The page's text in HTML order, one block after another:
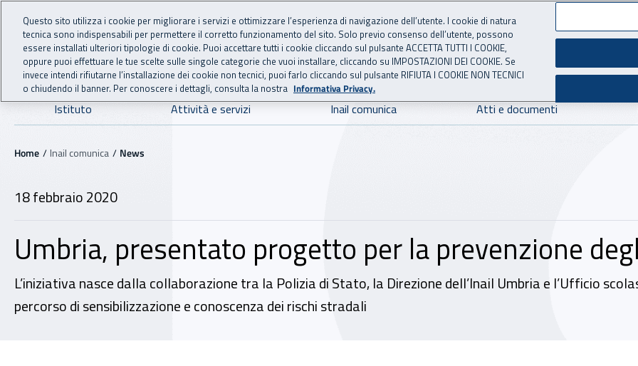
Vai al menu principale
Vai al contenuto principale
INAIL - Istituto Nazionale per l'Assicurazione
Navigazione principale
Istituto Attività e servizi Inail comunica Atti e documenti
Navigazione - Ti trovi in:
Home Inail comunica News
18 febbraio 2020
Umbria, presentato progetto per la prevenzione
L’iniziativa nasce dalla collaborazione tra la Polizia di Stato, la Direzione dell’Inail Umbria e l’Ufficio
percorso di sensibilizzazione e conoscenza dei rischi stradali
Questo sito utilizza i cookie per migliorare i servizi e ottimizzare l’esperienza di navigazione dell’utente. I cookie di natura
tecnica sono indispensabili per permettere il corretto funzionamento del sito. Solo previo consenso dell’utente, possono
essere installati ulteriori tipologie di cookie. Puoi accettare tutti i cookie cliccando sul pulsante ACCETTA TUTTI I COOKIE,
oppure puoi effettuare le tue scelte sulle singole categorie che vuoi installare, cliccando su IMPOSTAZIONI DEI COOKIE. Se
invece intendi rifiutarne l’installazione dei cookie non tecnici, puoi farlo cliccando sul pulsante RIFIUTA I COOKIE NON TECNICI
o chiudendo il banner. Per conoscere i dettagli, consulta la nostra Informativa Privacy.